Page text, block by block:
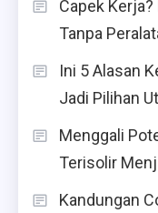
Capek Kerja?
Tanpa
Ini 5 Alasan
Jadi Pilihan
Menggali
Terisolir
Kandungan